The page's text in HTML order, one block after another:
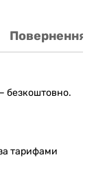
Повернення
безкоштовно.
тарифами